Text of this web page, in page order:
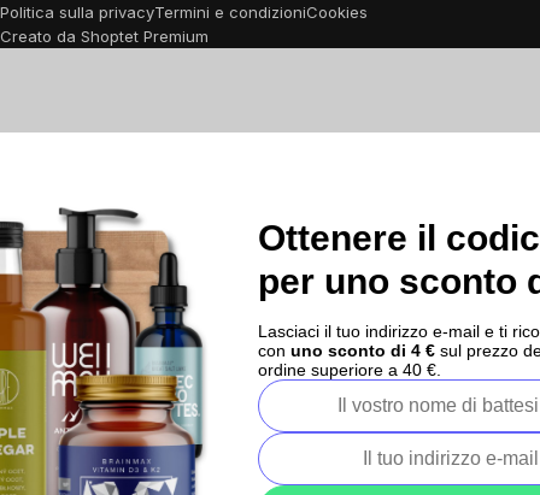
Politica sulla privacyTermini e condizioniCookies
Creato da Shoptet Premium
Ottenere il
per uno sconto
Lasciaci il tuo indirizzo e-mail e ti
con uno sconto di 4 € sul prezzo
ordine superiore a 40 €.